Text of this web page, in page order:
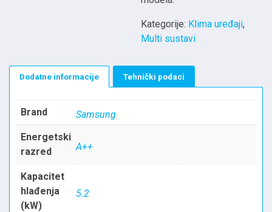
Kategorije: Klima uređaji,
Multi sustavi
Dodatne informacije Tehnički podaci
Brand
Samsung
Energetski
razred
A++
Kapacitet
hlađenja
(kW)
5.2